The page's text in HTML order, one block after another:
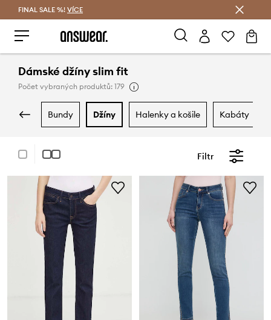
FINAL SALE %! VÍCE
Dámské džíny slim fit
Počet vybraných produktů: 179
bundy džíny halenky a košile kabáty
Filtr